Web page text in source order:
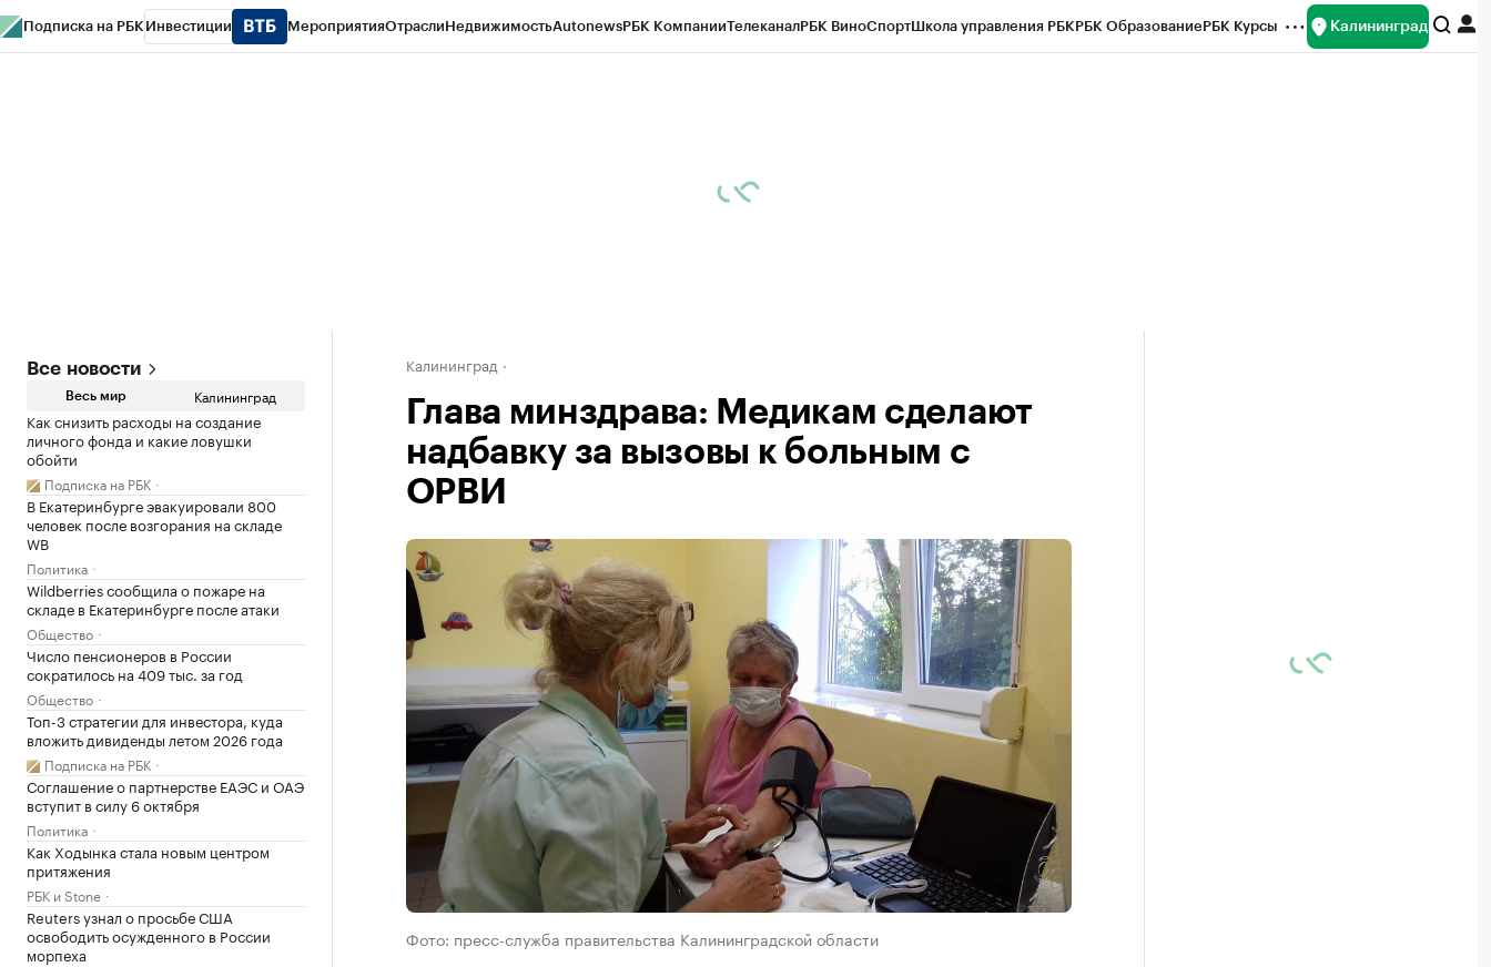
Подписка на РБК Инвестиции МероприятияОтраслиНедвижимостьAutonewsРБК КомпанииТелеканалРБК ВиноСпортШкола управления РБКРБК ОбразованиеРБК Курсы Калининград
Все новости
Весь мир Калининград
Как снизить расходы на создание
личного фонда и какие ловушки
обойти
Подписка на РБК
В Екатеринбурге эвакуировали 800
человек после возгорания на складе
WB
Политика
Wildberries сообщила о пожаре на
складе в Екатеринбурге после атаки
Общество
Число пенсионеров в России
сократилось на 409 тыс. за год
Общество
Топ-3 стратегии для инвестора, куда
вложить дивиденды летом 2026 года
Подписка на РБК
Соглашение о партнерстве ЕАЭС и ОАЭ
вступит в силу 6 октября
Политика
Как Ходынка стала новым центром
притяжения
РБК и Stone
Reuters узнал о просьбе США
освободить осужденного в России
морпеха
Калининград
Глава минздрава: Медикам сделают
надбавку за вызовы к больным с
ОРВИ
Фото: пресс-служба правительства Калининградской области